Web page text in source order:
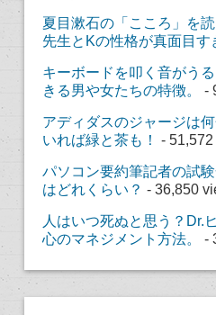
夏目漱石の「こころ」を
先生とKの性格が真面目す
キーボードを叩く音がう
きる男や女たちの特徴。
-
アディダスのジャージは
いれば緑と茶も！
-
パソコン要約筆記者の試
はどれくらい？ - 36,850
人はいつ死ぬと思う？Dr.
心のマネジメント方法。
-